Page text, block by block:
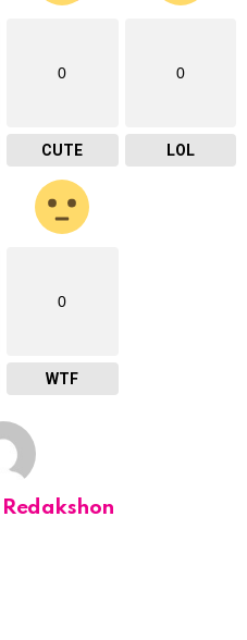
0
CUTE
0
LOL
0
WTF
Redakshon